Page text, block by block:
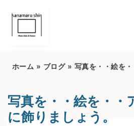
ホーム » ブログ» 写真を・・絵を
写真を・・絵を・・
に飾りましょう。